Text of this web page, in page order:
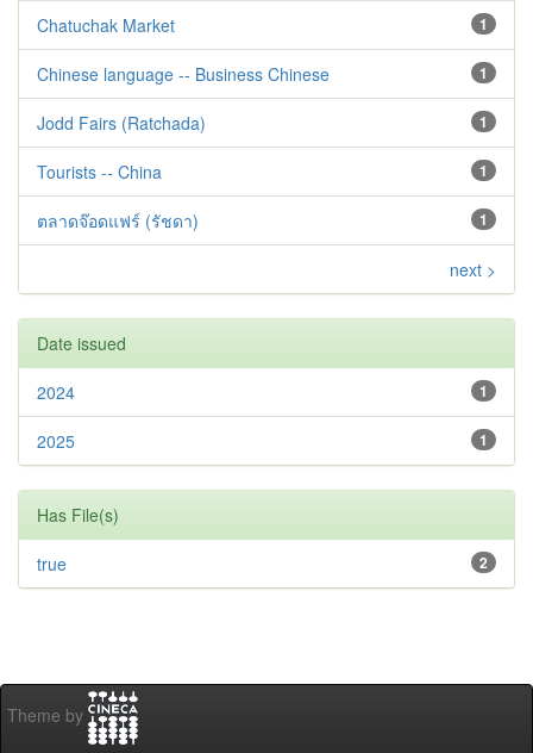
1
Chatuchak Market
1
Chinese language -- Business Chinese
1
Jodd Fairs (Ratchada)
1
Tourists -- China
1
ตลาดจ๊อดแฟร์ (รัชดา)
next >
Date issued
1
2024
1
2025
Has File(s)
2
true
Theme by